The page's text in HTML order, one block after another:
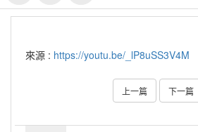
來源 : https://youtu.be/_lP8uSS3V4M
上一篇 下一篇